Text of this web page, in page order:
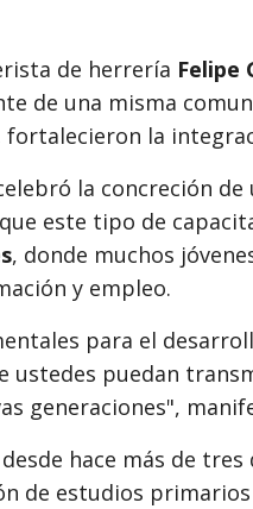
de herrería Felipe
de una misma
la
la concreción de
este tipo de
, donde muchos
y empleo.
para el
ustedes puedan
generaciones",
hace más de
de estudios